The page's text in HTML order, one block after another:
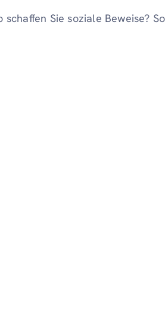
schaffen Sie soziale Beweise? So